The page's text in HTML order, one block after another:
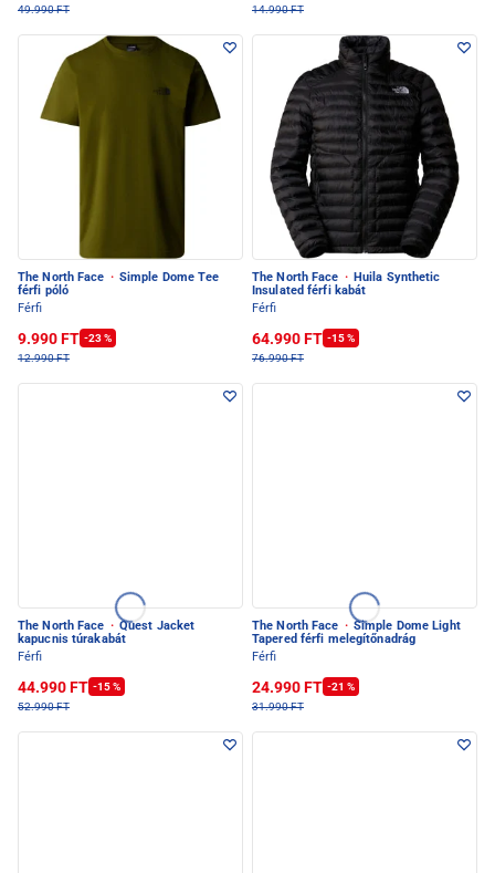
49.990 FT
14.990 FT
The North Face · Simple Dome Tee
férfi póló
Férfi
9.990 FT -23 %
12.990 FT
The North Face · Huila Synthetic
Insulated férfi kabát
Férfi
64.990 FT -15 %
76.990 FT
The North Face · Quest Jacket
kapucnis túrakabát
Férfi
44.990 FT -15 %
52.990 FT
The North Face · Simple Dome Light
Tapered férfi melegítőnadrág
Férfi
24.990 FT -21 %
31.990 FT